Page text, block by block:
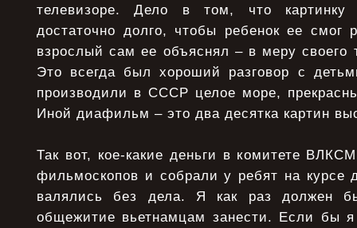
телевизоре. Дело в том, что
достаточно долго, чтобы ребенок ее смог
взрослый сам ее объяснял – в меру своего
Это всегда был хороший разговор с
производили в СССР целое море,
Иной диафильм – это два десятка картин
Так вот, кое-какие деньги в комитете
фильмоскопов и собрали у ребят на курсе
валялись без дела. Я как раз должен
общежитие вьетнамцам занести. Если бы я